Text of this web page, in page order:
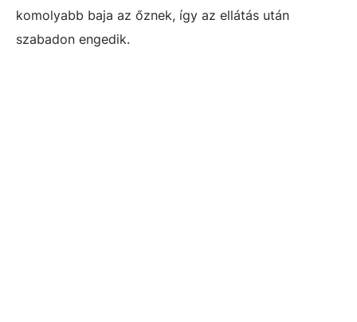
komolyabb baja az őznek, így az ellátás után
szabadon engedik.